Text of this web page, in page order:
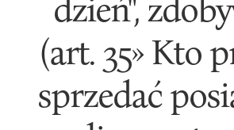
(art. 35» Kto
sprzedać